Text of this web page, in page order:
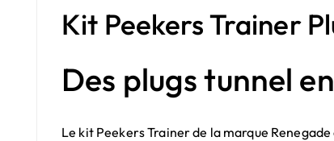
Kit Peekers Trainer
Des plugs tunnel
Le kit Peekers Trainer de la marque